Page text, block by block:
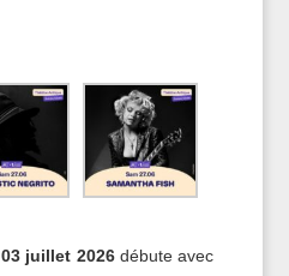
03 juillet 2026débute avec